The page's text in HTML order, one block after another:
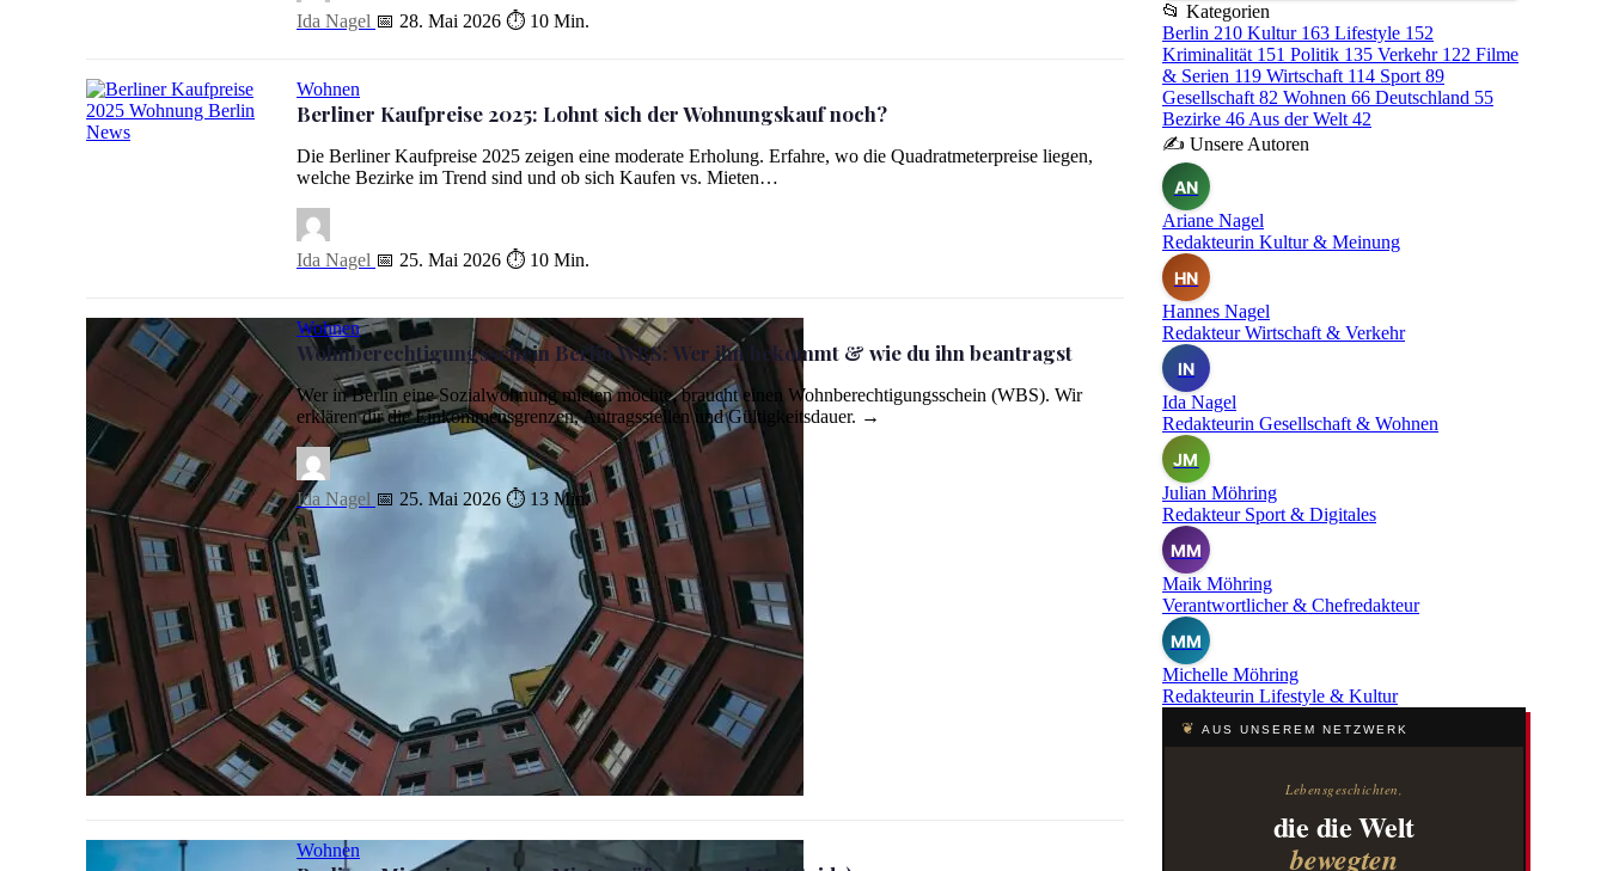
Ida Nagel 📅 28. Mai 2026 ⏱ 10 Min.
Berliner Kaufpreise 2025: Lohnt sich der Wohnungskauf noch?
Wohnen
Berliner Kaufpreise 2025: Lohnt sich der Wohnungskauf noch?
Die Berliner Kaufpreise 2025 zeigen eine moderate Erholung. Erfahre, wo die Quadratmeterpreise liegen,
welche Bezirke im Trend sind und ob sich Kaufen vs. Mieten…
Ida Nagel 📅 25. Mai 2026 ⏱ 10 Min.
Wohnen
Wohnberechtigungsschein Berlin WBS: Wer ihn bekommt & wie du ihn beantragst
Wer in Berlin eine Sozialwohnung mieten möchte, braucht einen Wohnberechtigungsschein (WBS). Wir
erklären dir die Einkommensgrenzen, Antragsstellen und Gültigkeitsdauer. →
Ida Nagel 📅 25. Mai 2026 ⏱ 13 Min.
Wohnen
📂 Kategorien
Berlin 210 Kultur 163 Lifestyle 152
Kriminalität 151 Politik 135 Verkehr 122 Filme
& Serien 119 Wirtschaft 114 Sport 89
Gesellschaft 82 Wohnen 66 Deutschland 55
Bezirke 46 Aus der Welt 42
✍ Unsere Autoren
AN
Ariane Nagel
Redakteurin Kultur & Meinung
HN
Hannes Nagel
Redakteur Wirtschaft & Verkehr
IN
Ida Nagel
Redakteurin Gesellschaft & Wohnen
JM
Julian Möhring
Redakteur Sport & Digitales
MM
Maik Möhring
Verantwortlicher & Chefredakteur
MM
Michelle Möhring
Redakteurin Lifestyle & Kultur
❦ AUS UNSEREM NETZWERK
Lebensgeschichten,
die die Welt
bewegten